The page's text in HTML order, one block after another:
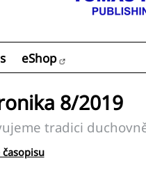
eShop
8/2019
tradici
časopisu